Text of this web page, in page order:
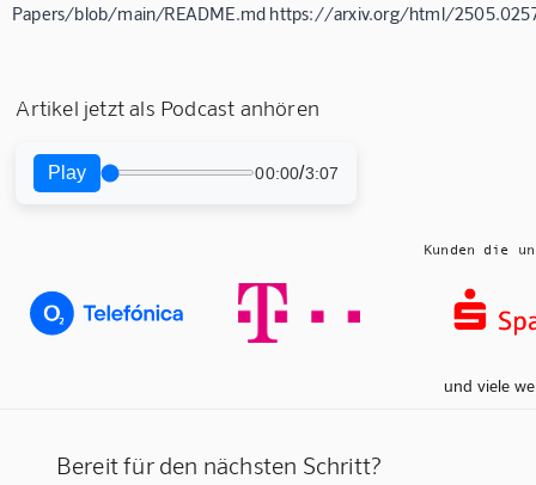
Papers/blob/main/README.md https://arxiv.org/html/
Artikel jetzt als Podcast anhören
Play 00:00/3:07
Kunden die
und viele
Bereit für den nächsten Schritt?